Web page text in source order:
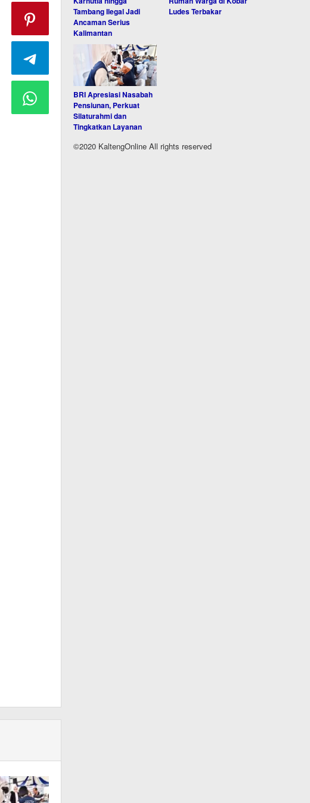
Tambang Ilegal Jadi
Ancaman Serius
Kalimantan
Ludes Terbakar
BRI Apresiasi Nasabah
Pensiunan, Perkuat
Silaturahmi dan
Tingkatkan Layanan
©2020 KaltengOnline All rights reserved